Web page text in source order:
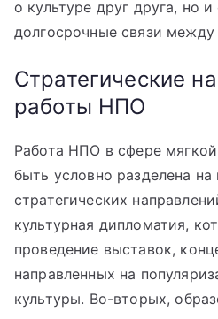
о культуре друг друга, но и
долгосрочные связи между
Стратегические
работы НПО
Работа НПО в сфере
быть условно разделена на
стратегических
культурная дипломатия,
проведение выставок,
направленных на
культуры. Во-вторых,